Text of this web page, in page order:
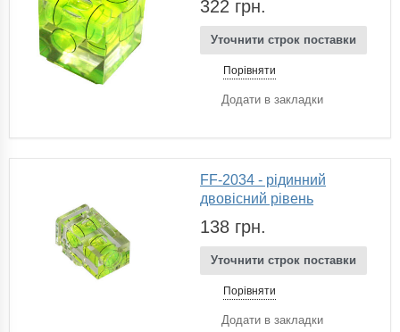
322 грн.
Уточнити строк поставки
Порівняти
Додати в закладки
FF-2034 - рідинний
двовісний рівень
138 грн.
Уточнити строк поставки
Порівняти
Додати в закладки